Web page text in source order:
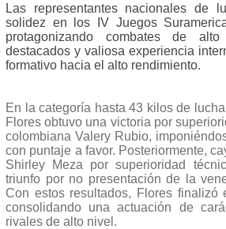
Las representantes nacionales de
solidez en los IV Juegos
protagonizando combates de
destacados y valiosa experiencia
formativo hacia el alto rendimiento.
En la categoría hasta 43 kilos de
Flores obtuvo una victoria por
colombiana Valery Rubio,
con puntaje a favor. Posteriormente,
Shirley Meza por superioridad
triunfo por no presentación de la
Con estos resultados, Flores finalizó
consolidando una actuación de
rivales de alto nivel.